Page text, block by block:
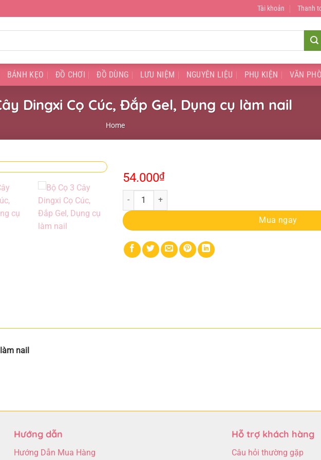
Tài khoản Thanh
BÁNH KẸO ĐỒ CHƠI ĐỒ DÙNG LƯU NIỆM NGUYÊN LIỆU PHỤ KIỆN VĂN
Dingxi Cọ Cúc, Đắp Gel, Dụng cụ làm nail
Home
54.000₫
Bộ Cọ 3 Cây Dingxi Cọ Cúc, Đắp Gel, Dụng cụ làm nail quantity
Mua ngay
nail
Hướng dẫn
Hướng Dẫn Mua Hàng
Hỗ trợ khách hàng
Câu hỏi thường gặp